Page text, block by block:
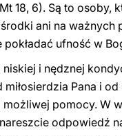
18, 6). Są to osoby,
ani na ważnych
ufność w
i nędznej
miłosierdzia Pana i od
pomocy. W
odpowiedź